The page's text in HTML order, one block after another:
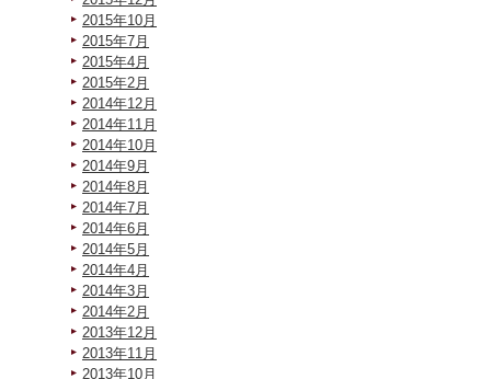
2015年10月
2015年7月
2015年4月
2015年2月
2014年12月
2014年11月
2014年10月
2014年9月
2014年8月
2014年7月
2014年6月
2014年5月
2014年4月
2014年3月
2014年2月
2013年12月
2013年11月
2013年10月